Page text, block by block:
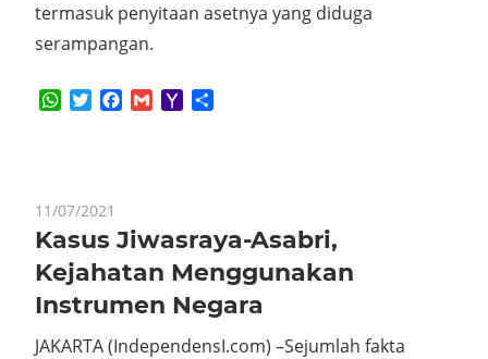
termasuk penyitaan asetnya yang diduga
serampangan.
WhatsApp
TwitterFacebook
GmailYahoo
11/07/2021
Kasus Jiwasraya-Asabri,
Kejahatan Menggunakan
Instrumen Negara
JAKARTA (IndependensI.com) –Sejumlah fakta